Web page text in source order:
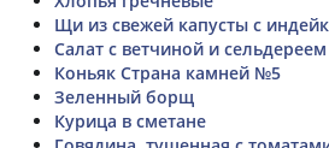
Щи из свежей капусты с
Салат с ветчиной и сельдереем
Коньяк Страна камней №5
Зеленный борщ
Курица в сметане